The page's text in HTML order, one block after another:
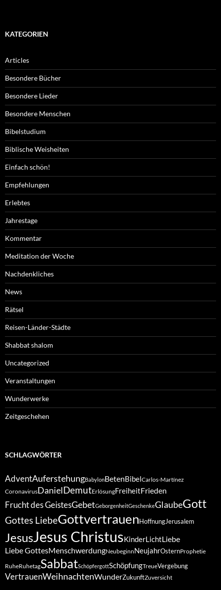
KATEGORIEN
Articles
Besondere Bücher
Besondere Lieder
Besondere Menschen
Bibelstudium
Biblische Weisheiten
Einfach schön!
Empfehlungen
Erlebtes
Jahrestage
Kommentar
Meditation der Woche
Nachdenkliches
News
Rätsel
Reisen-Länder-Städte
Shabbat shalom
Uncategorized
Veranstaltungen
Wunderwerke
Zeitgeschehen
SCHLAGWÖRTER
AdventAuferstehungBabylonBetenBibelCarlos-Martínez
CoronavirusDanielDemutErlösungFreiheitFrieden
Frucht des GeistesGebetGeborgenheitGeschenkeGlaubeGott
Gottes LiebeGottvertrauenHoffnungJerusalem
JesusJesus ChristusKinderLichtLiebe
Liebe GottesMenschwerdungNeubeginnNeujahrOsternProphetie
RuheRuhetagSabbatSchöpfergottSchöpfungTreueVergebung
VertrauenWeihnachtenWunderZukunftZuversicht